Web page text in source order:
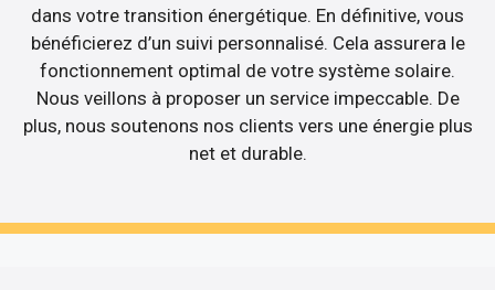
dans votre transition énergétique. En définitive, vous
bénéficierez d’un suivi personnalisé. Cela assurera le
fonctionnement optimal de votre système solaire.
Nous veillons à proposer un service impeccable. De
plus, nous soutenons nos clients vers une énergie plus
net et durable.